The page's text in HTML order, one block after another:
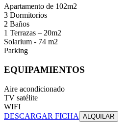
Apartamento de 102m2
3 Dormitorios
2 Baños
1 Terrazas – 20m2
Solarium - 74 m2
Parking
EQUIPAMIENTOS
Aire acondicionado
TV satélite
WIFI
DESCARGAR FICHA
ALQUILAR